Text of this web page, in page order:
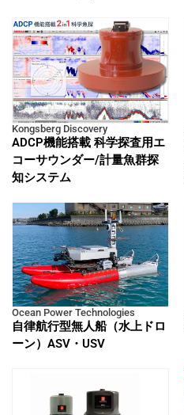
Kongsberg Discovery
ADCP機能搭載 科学探査用エ
コーサウンダー/計量魚群探
知システム
Ocean Power Technologies
自律航行型無人船（水上ドロ
ーン）ASV・USV